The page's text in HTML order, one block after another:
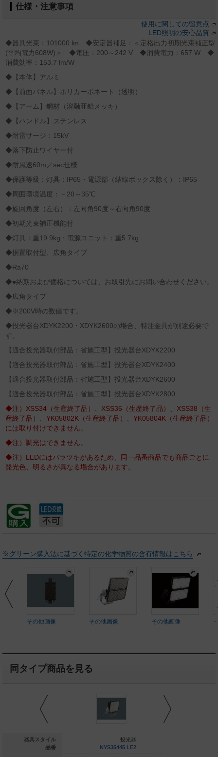
仕様・注意事項
使用に関しての留意点
LED照明の安心品質
◆器具光束：101000 lm ◆安定器補足：＜定格出力初期光束補正型
(平均電力608W)＞ ◆電圧：200～242 V ◆消費電力：657 W ◆
消費効率：153.7 lm/W
◆【本体】アルミ
◆【前面パネル】ポリカーボネート（透明）
◆【アーム】鋼材（溶融亜鉛メッキ）
◆【ハンドル】ステンレス
◆耐雷サージ：15kV
◆落下防止ワイヤー付
◆耐風速60m／sec仕様
◆保護等級：灯具：IP65・電源部（結線ボックス除く）：IP65
◆周囲環境温度：－20～35℃
◆旋回角度（左右）：左向角90度～右向角90度
◆初期光束補正機能付
◆灯具：重19.9kg・電源ユニット：重5.7kg
◆据置取付型、広角タイプ
◆Ra70
◆●納期および価格については、お取引先にお問い合わせください。
◆広角タイプ
◆※200V時の数値です。
◆投光器台XDYK2200・XDYK2600の場合、特注金具が別途必要で
す。
【適合投光器取付部品：省施工型】投光器台XDYK2200
【適合投光器取付部品：省施工型】投光器台XDYK2400
【適合投光器取付部品：省施工型】投光器台XDYK2600
【適合投光器取付部品：省施工型】投光器台XDYK2800
◆注）XSS34（生産終了品）、XSS36（生産終了品）、XSS38（生
産終了品）、YK05802K（生産終了品）、YK05804K（生産終了品）
には取り付けできません。
◆注）調光はできません。
◆注）LEDにはバラツキがあるため、同一品番商品でも商品ごとに
発光色、明るさが異なる場合があります。
※グリーン購入法に基づく特定の化学物質の含有情報はこちら
その他画像 その他画像 その他画像
同タイプ商品を見る
器具スタイル
品番
投光器
投光器
NYS35445 LE2